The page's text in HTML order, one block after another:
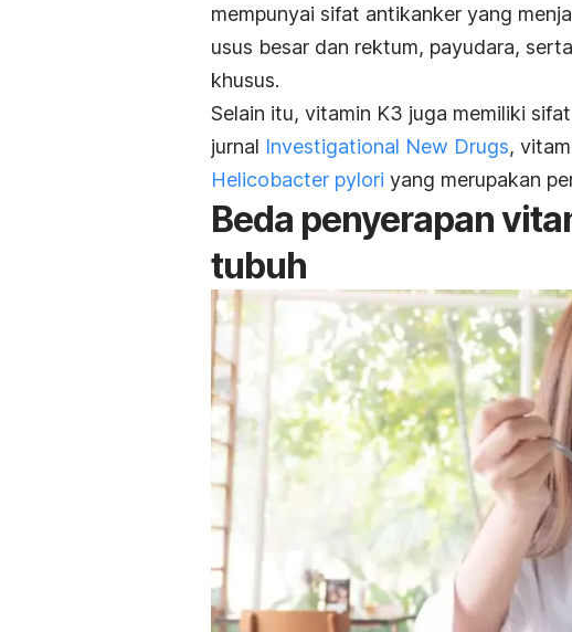
mempunyai sifat antikanker yang
usus besar dan rektum, payudara,
khusus.
Selain itu, vitamin K3 juga memiliki
jurnal Investigational New Drugs,
Helicobacter pylori yang merupakan
Beda penyerapan
tubuh